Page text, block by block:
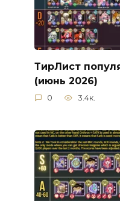
ТирЛист
(июнь 2026)
0 3.4к.